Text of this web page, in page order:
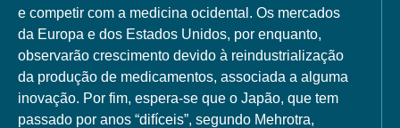
e competir com a medicina ocidental. Os mercados
da Europa e dos Estados Unidos, por enquanto,
observarão crescimento devido à reindustrialização
da produção de medicamentos, associada a alguma
inovação. Por fim, espera-se que o Japão, que tem
passado por anos “difíceis”, segundo Mehrotra,